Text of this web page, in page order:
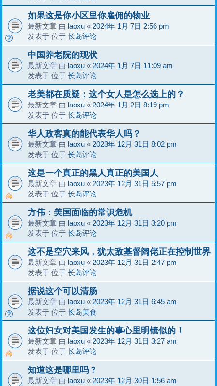
如果这是你小区里你雇佣的物业
最新文章 由 laoxu « 2024年 1月 7日 2:56 pm
发表于 位于 长岛评论
中国养老院的现状
最新文章 由 laoxu « 2024年 1月 7日 11:09 am
发表于 位于 长岛评论
老美都在质疑：这个女人是怎么选上的？
最新文章 由 laoxu « 2024年 1月 2日 8:19 pm
发表于 位于 长岛评论
华人政客真的能代表华人吗？
最新文章 由 laoxu « 2023年 12月 31日 8:02 pm
发表于 位于 长岛评论
这是一个真正的黑人真正的美国人
最新文章 由 laoxu « 2023年 12月 31日 5:57 pm
发表于 位于 长岛评论
方伟：美国面临的常识危机
最新文章 由 laoxu « 2023年 12月 31日 3:20 pm
发表于 位于 长岛评论
这不是空穴来风，犹太敌基督阔佬正在控制世界
最新文章 由 laoxu « 2023年 12月 31日 2:47 pm
发表于 位于 长岛评论
据说这个可以清肠
最新文章 由 laoxu « 2023年 12月 31日 6:45 am
发表于 位于 长岛美食
这位妇女对美国发生的事心里明镜似的！
最新文章 由 laoxu « 2023年 12月 31日 3:27 am
发表于 位于 长岛评论
知道这是哪里吗？
最新文章 由 laoxu « 2023年 12月 30日 1:56 am